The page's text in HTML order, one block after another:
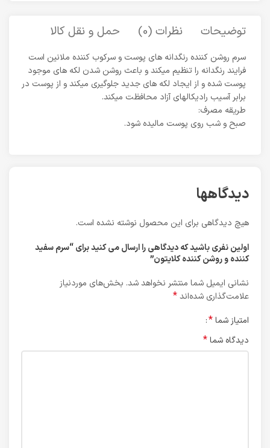
توضیحات نظرات (0) حمل و نقل کالا
سرم روشن کننده رنگدانه های پوست و سرکوب کننده ملانین است
فرایند رنگدانه را تنظیم میکند و باعث روشن شدن لکه های موجود
پوست شده و از ایجاد لکه های جدید جلوگیری میکند و از پوست در
برابر آسیب رادیکالهای آزاد محافظت میکند.
طریقه مصرف:
صبح و شب روی پوست مالیده شود.
دیدگاهها
هیچ دیدگاهی برای این محصول نوشته نشده است.
اولین نفری باشید که دیدگاهی را ارسال می کنید برای “سرم سفید
کننده و روشن کننده کلایتون”
نشانی ایمیل شما منتشر نخواهد شد. بخش‌های موردنیاز
علامت‌گذاری شده‌اند*
امتیاز شما*
دیدگاه شما*